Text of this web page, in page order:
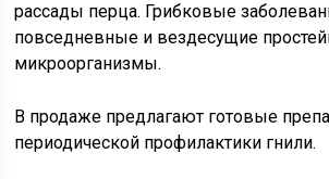
рассады перца. Грибковые
повседневные и вездесущие
микроорганизмы.
В продаже предлагают готовые
периодической профилактики гнили.